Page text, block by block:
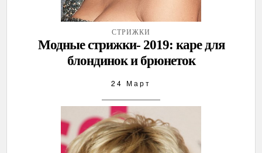
СТРИЖКИ
Модные стрижки- 2019: каре для
блондинок и брюнеток
24 Март